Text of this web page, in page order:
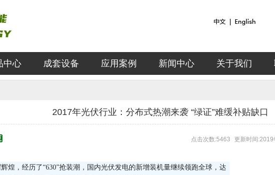
中心 成套设备 应用案例 新闻中心 关于我们
2017年光伏行业：分布式热潮来袭 “绿证”难缓补贴缺口
点击次数:5463 更新时间
辉煌，经历了“630”抢装潮，国内光伏发电的新增装机量继续领跑全球，达